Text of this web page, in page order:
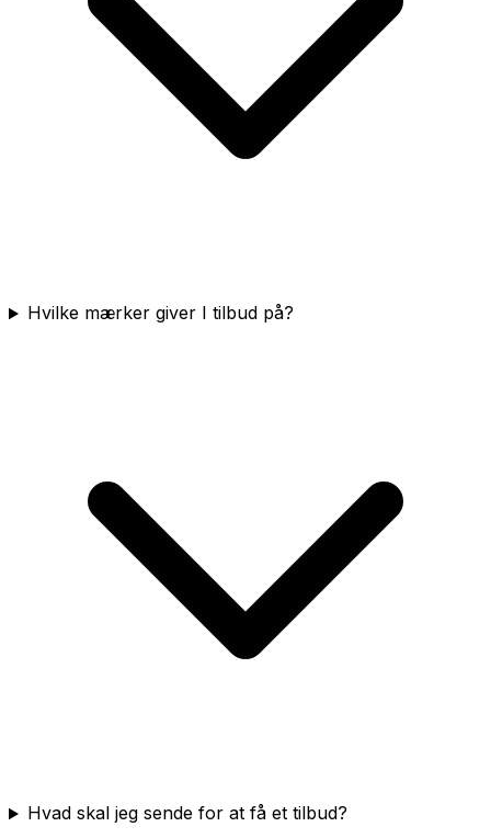
Hvilke mærker giver I tilbud på?
Hvad skal jeg sende for at få et tilbud?